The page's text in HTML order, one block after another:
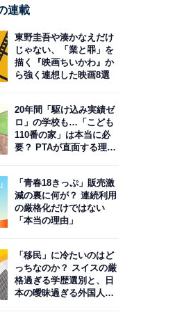
連載
東野圭吾や湊かなえだけ
じゃない、「業と罪」を
描く『映画ちいかわ』か
ら強く連想した映画8選
20年間「駆け込み実績ゼ
ロ」の学校も…「こども
110番の家」は本当に必
要？ PTAが直面する理想
「青春18きっぷ」販売激
減の裏に何が？ 連続利用
の厳格化だけではない
「本当の理由」
「移民」に冷たいのはど
っちなのか？ スイスの厳
格過ぎる学歴選別と、日
本の曖昧過ぎる外国人政